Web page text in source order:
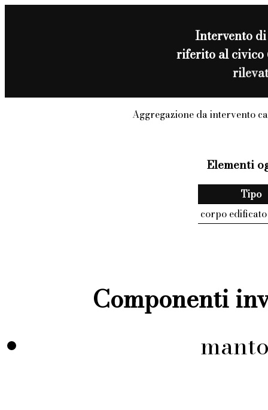
Intervento
riferito al civico
Aggregazione da intervento
Elementi
Tipo
corpo edificato
Componenti